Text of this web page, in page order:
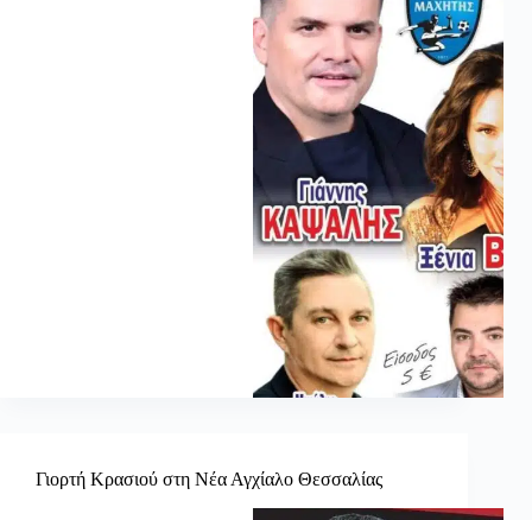
Γιορτή Κρασιού στη Νέα Αγχίαλο Θεσσαλίας